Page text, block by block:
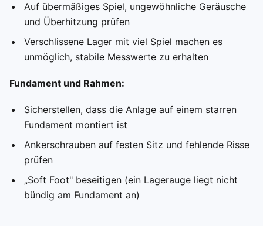
Auf übermäßiges Spiel, ungewöhnliche Geräusche
und Überhitzung prüfen
Verschlissene Lager mit viel Spiel machen es
unmöglich, stabile Messwerte zu erhalten
Fundament und Rahmen:
Sicherstellen, dass die Anlage auf einem starren
Fundament montiert ist
Ankerschrauben auf festen Sitz und fehlende Risse
prüfen
„Soft Foot" beseitigen (ein Lagerauge liegt nicht
bündig am Fundament an)